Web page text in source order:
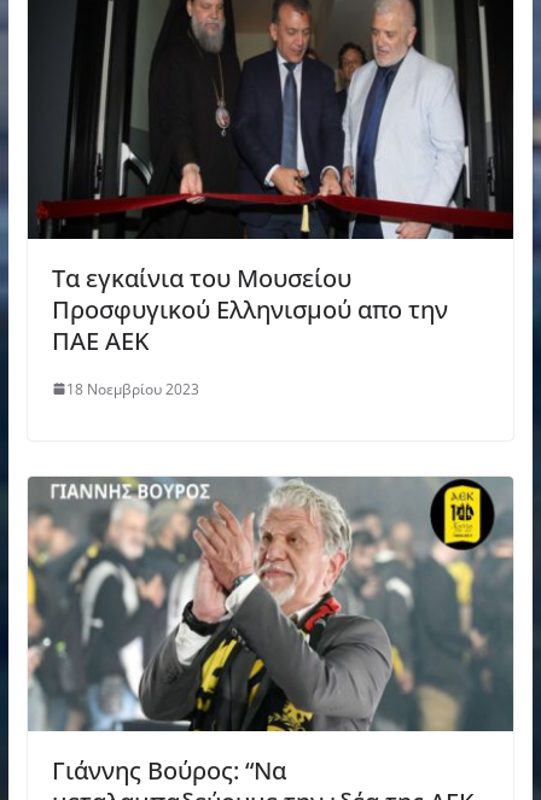
Τα εγκαίνια του Μουσείου
Προσφυγικού Ελληνισμού απο την
ΠΑΕ ΑΕΚ
18 Νοεμβρίου 2023
Γιάννης Βούρος: “Να